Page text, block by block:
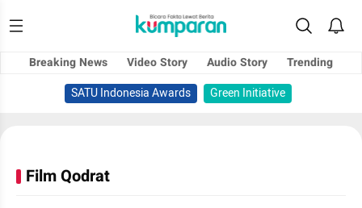
Breaking News Video Story Audio Story
Trending
SATU Indonesia Awards
Green Initiative
Film Qodrat